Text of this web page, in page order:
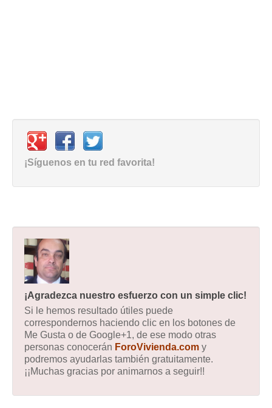
¡Síguenos en tu red favorita!
¡Agradezca nuestro esfuerzo con un simple clic!
Si le hemos resultado útiles puede
correspondernos haciendo clic en los botones de
Me Gusta o de Google+1, de ese modo otras
personas conocerán ForoVivienda.com y
podremos ayudarlas también gratuitamente.
¡¡Muchas gracias por animarnos a seguir!!